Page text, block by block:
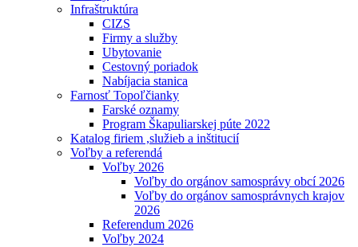
Infraštruktúra
CIZS
Firmy a služby
Ubytovanie
Cestovný poriadok
Nabíjacia stanica
Farnosť Topoľčianky
Farské oznamy
Program Škapuliarskej púte 2022
Katalog firiem ,služieb a inštitucií
Voľby a referendá
Voľby 2026
Voľby do orgánov samosprávy obcí 2026
Voľby do orgánov samosprávnych krajov
2026
Referendum 2026
Voľby 2024